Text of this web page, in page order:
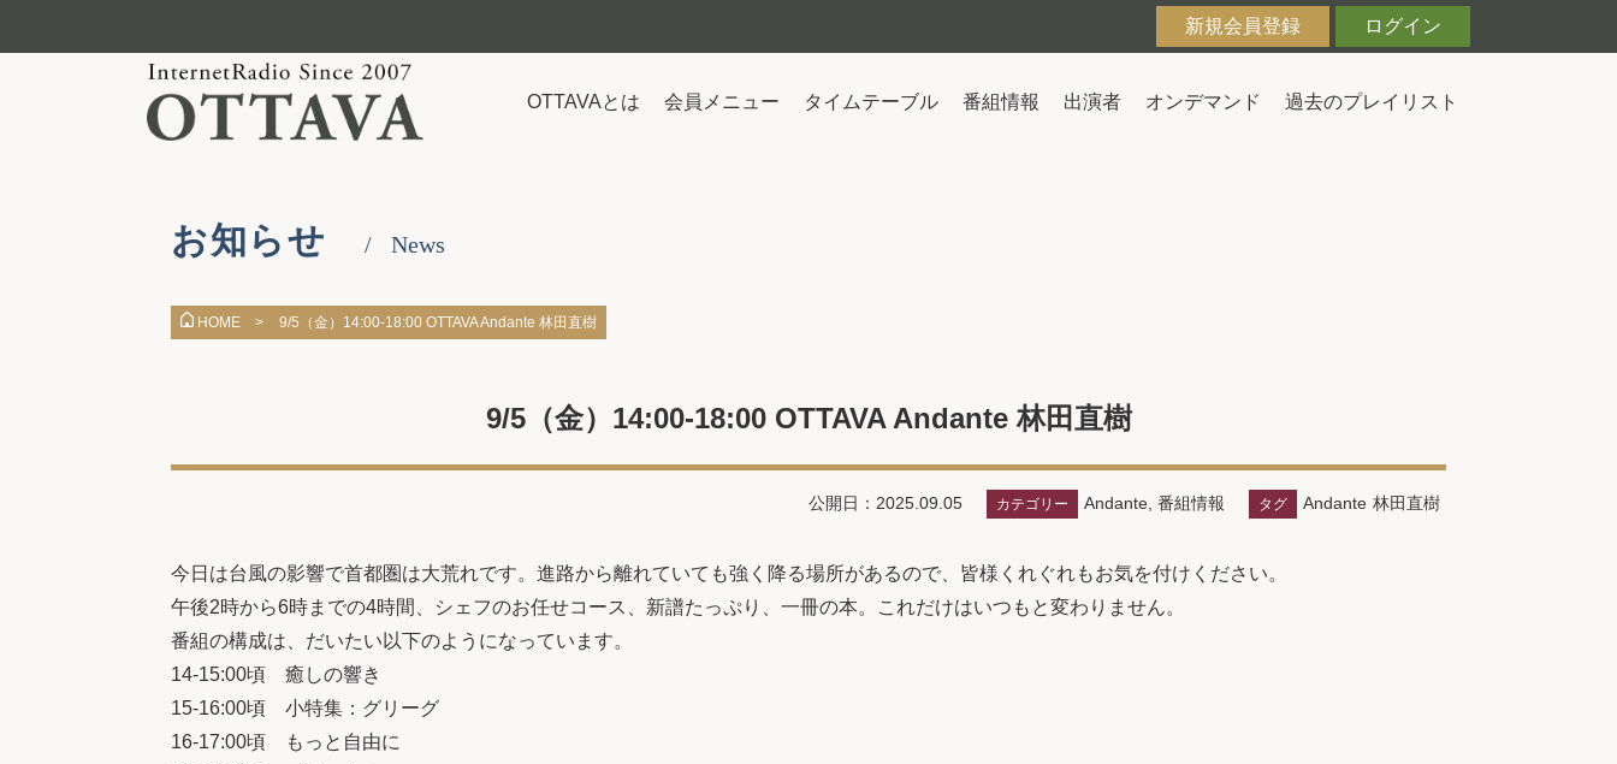
新規会員登録 ログイン
OTTAVAとは 会員メニュー タイムテーブル 番組情報 出演者 オンデマンド 過去のプレイリスト
お知らせ News
HOME > 9/5（金）14:00-18:00 OTTAVA Andante 林田直樹
9/5（金）14:00-18:00 OTTAVA Andante 林田直樹
公開日：2025.09.05 カテゴリー Andante 番組情報 タグ Andante 林田直樹
今日は台風の影響で首都圏は大荒れです。進路から離れていても強く降る場所があるので、皆様くれぐれもお気を付けください。
午後2時から6時までの4時間、シェフのお任せコース、新譜たっぷり、一冊の本。これだけはいつもと変わりません。
番組の構成は、だいたい以下のようになっています。
14-15:00頃 癒しの響き
15-16:00頃 小特集：グリーグ
16-17:00頃 もっと自由に